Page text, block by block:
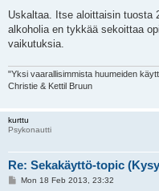
Uskaltaa. Itse aloittaisin tuosta
alkoholia en tykkää sekoittaa
vaikutuksia.
"Yksi vaarallisimmista huumeiden
Christie & Kettil Bruun
kurttu
Psykonautti
Re: Sekakäyttö-topic
PMon 18 Feb 2013, 23:32